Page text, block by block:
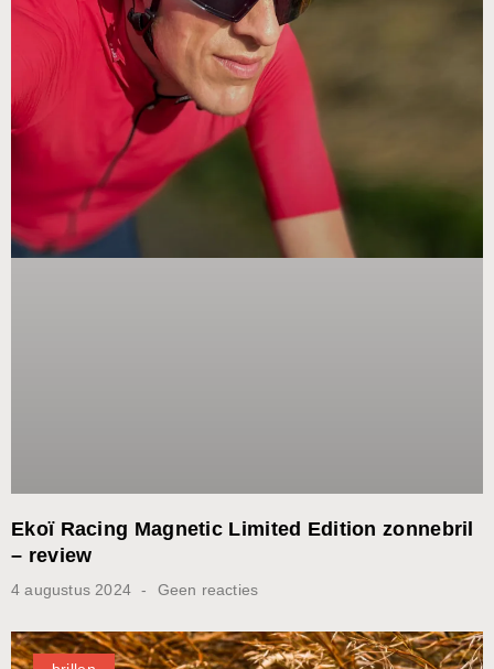
Ekoï Racing Magnetic Limited Edition zonnebril
– review
4 augustus 2024 Geen reacties